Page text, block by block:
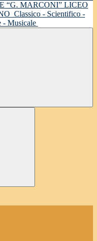
LICEO
Classico - Scientifico -
- Musicale